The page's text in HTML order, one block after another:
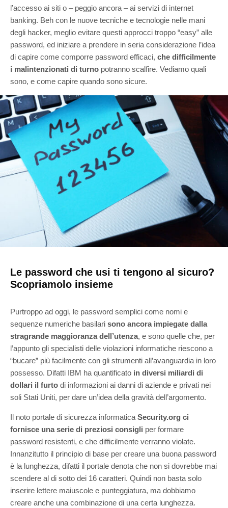
l’accesso ai siti o – peggio ancora – ai servizi di internet
banking. Beh con le nuove tecniche e tecnologie nelle mani
degli hacker, meglio evitare questi approcci troppo “easy” alle
password, ed iniziare a prendere in seria considerazione l’idea
di capire come comporre password efficaci, che difficilmente
i malintenzionati di turno potranno scalfire. Vediamo quali
sono, e come capire quando sono sicure.
Le password che usi ti tengono al sicuro?
Scopriamolo insieme
Purtroppo ad oggi, le password semplici come nomi e
sequenze numeriche basilari sono ancora impiegate dalla
stragrande maggioranza dell’utenza, e sono quelle che, per
l’appunto gli specialisti delle violazioni informatiche riescono a
“bucare” più facilmente con gli strumenti all’avanguardia in loro
possesso. Difatti IBM ha quantificato in diversi miliardi di
dollari il furto di informazioni ai danni di aziende e privati nei
soli Stati Uniti, per dare un’idea della gravità dell’argomento.
Il noto portale di sicurezza informatica Security.org ci
fornisce una serie di preziosi consigli per formare
password resistenti, e che difficilmente verranno violate.
Innanzitutto il principio di base per creare una buona password
è la lunghezza, difatti il portale denota che non si dovrebbe mai
scendere al di sotto dei 16 caratteri. Quindi non basta solo
inserire lettere maiuscole e punteggiatura, ma dobbiamo
creare anche una combinazione di una certa lunghezza.